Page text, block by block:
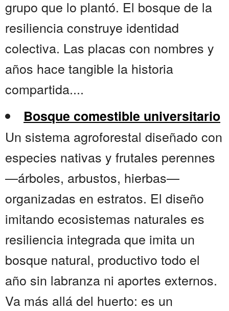
grupo que lo plantó. El bosque de la
resiliencia construye identidad
colectiva. Las placas con nombres y
años hace tangible la historia
compartida....
Bosque comestible universitario
Un sistema agroforestal diseñado con
especies nativas y frutales perennes
—árboles, arbustos, hierbas—
organizadas en estratos. El diseño
imitando ecosistemas naturales es
resiliencia integrada que imita un
bosque natural, productivo todo el
año sin labranza ni aportes externos.
Va más allá del huerto: es un